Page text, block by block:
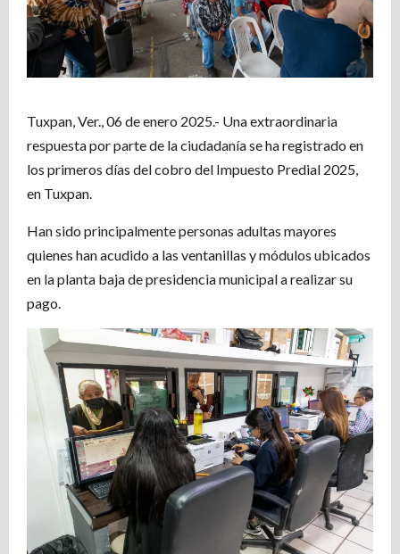
Tuxpan, Ver., 06 de enero 2025.- Una extraordinaria
respuesta por parte de la ciudadanía se ha registrado en
los primeros días del cobro del Impuesto Predial 2025,
en Tuxpan.
Han sido principalmente personas adultas mayores
quienes han acudido a las ventanillas y módulos ubicados
en la planta baja de presidencia municipal a realizar su
pago.